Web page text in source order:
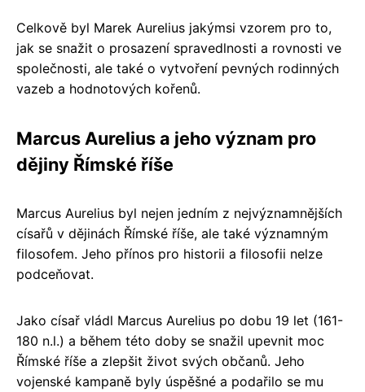
Celkově byl Marek Aurelius jakýmsi vzorem pro to,
jak se snažit o prosazení spravedlnosti a rovnosti ve
společnosti, ale také o vytvoření pevných rodinných
vazeb a hodnotových kořenů.
Marcus Aurelius a jeho význam pro
dějiny Římské říše
Marcus Aurelius byl nejen jedním z nejvýznamnějších
císařů v dějinách Římské říše, ale také významným
filosofem. Jeho přínos pro historii a filosofii nelze
podceňovat.
Jako císař vládl Marcus Aurelius po dobu 19 let (161-
180 n.l.) a během této doby se snažil upevnit moc
Římské říše a zlepšit život svých občanů. Jeho
vojenské kampaně byly úspěšné a podařilo se mu